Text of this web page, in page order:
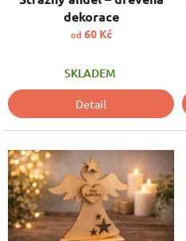
dekorace
od 60 Kč
SKLADEM
Detail